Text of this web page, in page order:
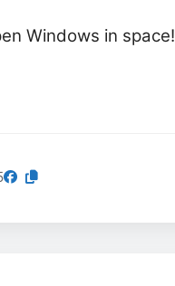
Windows in space!